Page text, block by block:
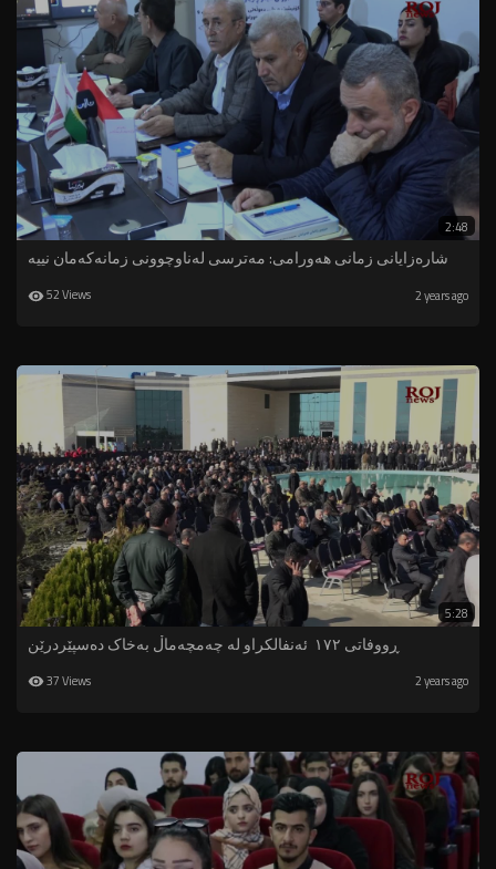
2:48
شارەزایانی زمانی هەورامی: مەترسی لەناوچوونی زمانەکەمان نییە
52 Views 2 years ago
5:28
ڕووفاتی ١٧٢ ئەنفالکراو لە چەمچەماڵ بەخاک دەسپێردرێن
37 Views 2 years ago